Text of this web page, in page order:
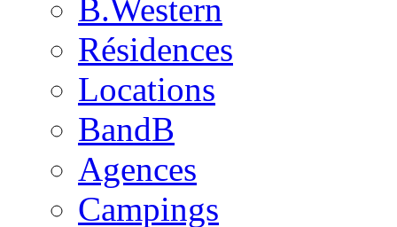
B.Western
Résidences
Locations
BandB
Agences
Campings